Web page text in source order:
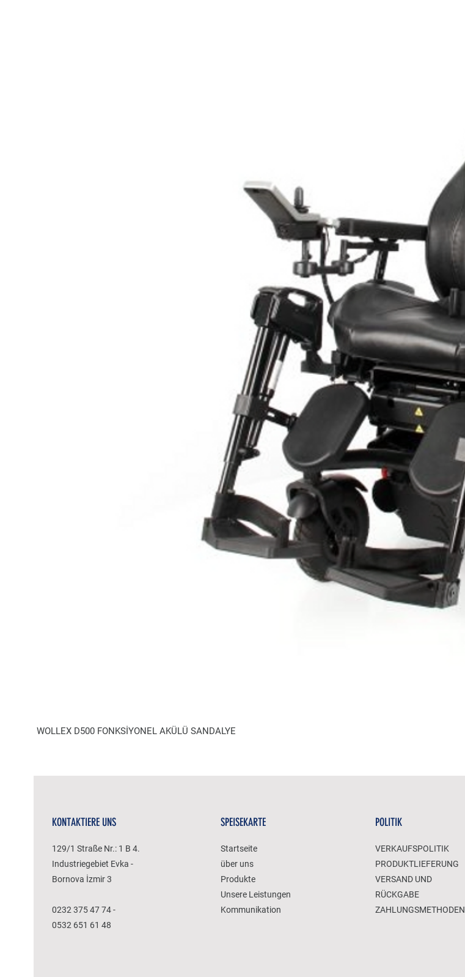
WOLLEX D500 FONKSİYONEL AKÜLÜ SANDALYE
KONTAKTIERE UNS
129/1 Straße Nr.: 1 B 4.
Industriegebiet Evka -
Bornova İzmir 3
0232 375 47 74 -
0532 651 61 48
SPEISEKARTE
Startseite
über uns
Produkte
Unsere Leistungen
Kommunikation
POLITIK
VERKAUFSPOLITIK
PRODUKTLIEFERUNG
VERSAND UND
RÜCKGABE
ZAHLUNGSMETHODEN